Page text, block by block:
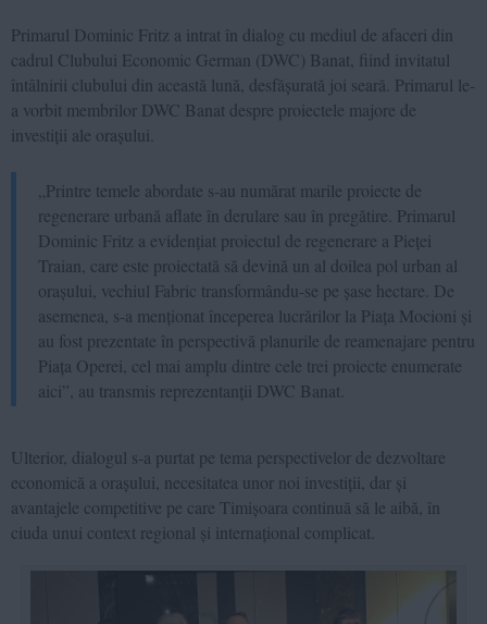
Primarul Dominic Fritz a intrat în dialog cu mediul de afaceri din
cadrul Clubului Economic German (DWC) Banat, fiind invitatul
întâlnirii clubului din această lună, desfășurată joi seară. Primarul le-
a vorbit membrilor DWC Banat despre proiectele majore de
investiții ale orașului.
„Printre temele abordate s-au numărat marile proiecte de
regenerare urbană aflate în derulare sau în pregătire. Primarul
Dominic Fritz a evidențiat proiectul de regenerare a Pieței
Traian, care este proiectată să devină un al doilea pol urban al
orașului, vechiul Fabric transformându-se pe șase hectare. De
asemenea, s-a menționat începerea lucrărilor la Piața Mocioni și
au fost prezentate în perspectivă planurile de reamenajare pentru
Piața Operei, cel mai amplu dintre cele trei proiecte enumerate
aici”, au transmis reprezentanții DWC Banat.
Ulterior, dialogul s-a purtat pe tema perspectivelor de dezvoltare
economică a orașului, necesitatea unor noi investiții, dar și
avantajele competitive pe care Timișoara continuă să le aibă, în
ciuda unui context regional și internațional complicat.